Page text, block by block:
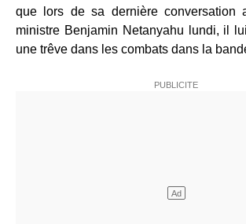
que lors de sa dernière conversation
ministre Benjamin Netanyahu lundi, il
une trêve dans les combats dans la